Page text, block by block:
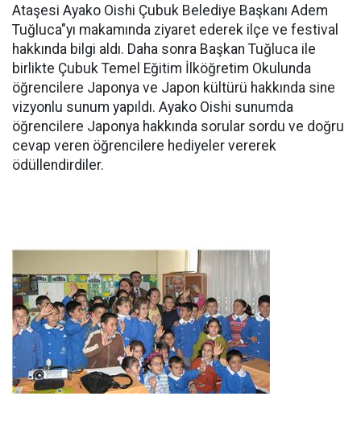
Ataşesi Ayako Oishi Çubuk Belediye Başkanı Adem
Tuğluca"yı makamında ziyaret ederek ilçe ve festival
hakkında bilgi aldı. Daha sonra Başkan Tuğluca ile
birlikte Çubuk Temel Eğitim İlköğretim Okulunda
öğrencilere Japonya ve Japon kültürü hakkında sine
vizyonlu sunum yapıldı. Ayako Oishi sunumda
öğrencilere Japonya hakkında sorular sordu ve doğru
cevap veren öğrencilere hediyeler vererek
ödüllendirdiler.